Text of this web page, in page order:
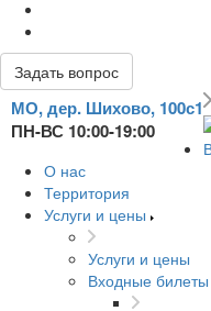
Задать вопрос
МО, дер. Шихово, 100с1
ПН-ВС 10:00-19:00
О нас
Территория
Услуги и цены
Услуги и цены
Входные билеты